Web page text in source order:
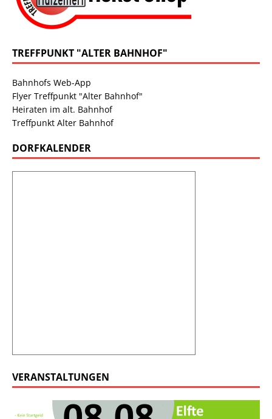
TREFFPUNKT "ALTER BAHNHOF"
Bahnhofs Web-App
Flyer Treffpunkt "Alter Bahnhof"
Heiraten im alt. Bahnhof
Treffpunkt Alter Bahnhof
DORFKALENDER
VERANSTALTUNGEN